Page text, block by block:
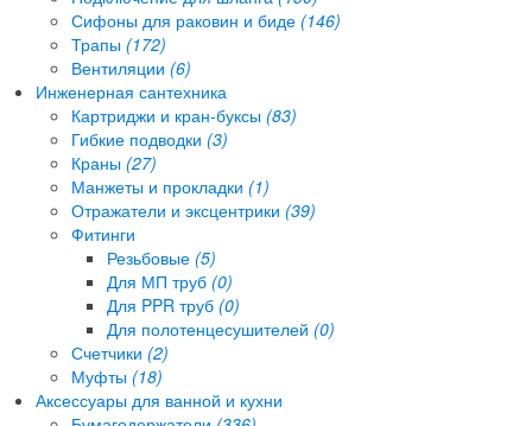
Сифоны для раковин и биде (146)
Трапы (172)
Вентиляции (6)
Инженерная сантехника
Картриджи и кран-буксы (83)
Гибкие подводки (3)
Краны (27)
Манжеты и прокладки (1)
Отражатели и эксцентрики (39)
Фитинги
Резьбовые (5)
Для МП труб (0)
Для PPR труб (0)
Для полотенцесушителей (0)
Счетчики (2)
Муфты (18)
Аксессуары для ванной и кухни